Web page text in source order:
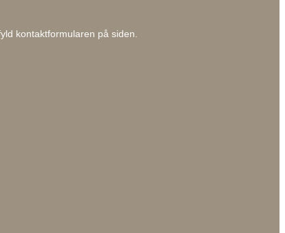
kontaktformularen på siden.